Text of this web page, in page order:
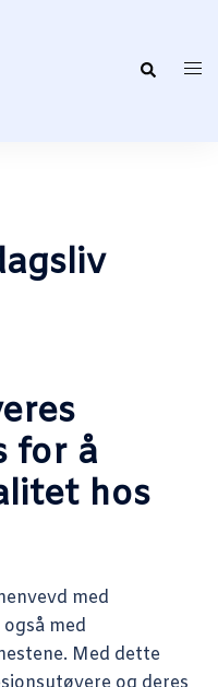
Search
for å
hos
med
med
Med dette